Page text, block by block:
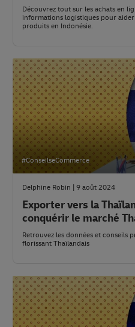
Découvrez tout sur les achats en
informations logistiques pour
produits en Indonésie.
#ConseilseCommerce
Delphine Robin | 9 août 2024
Exporter vers la
conquérir le marché
Retrouvez les données et
florissant Thaïlandais